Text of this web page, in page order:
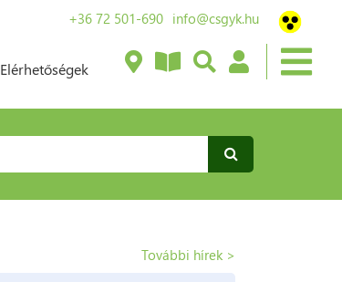
+36 72 501-690 info@csgyk.hu
Elérhetőségek
További hírek >